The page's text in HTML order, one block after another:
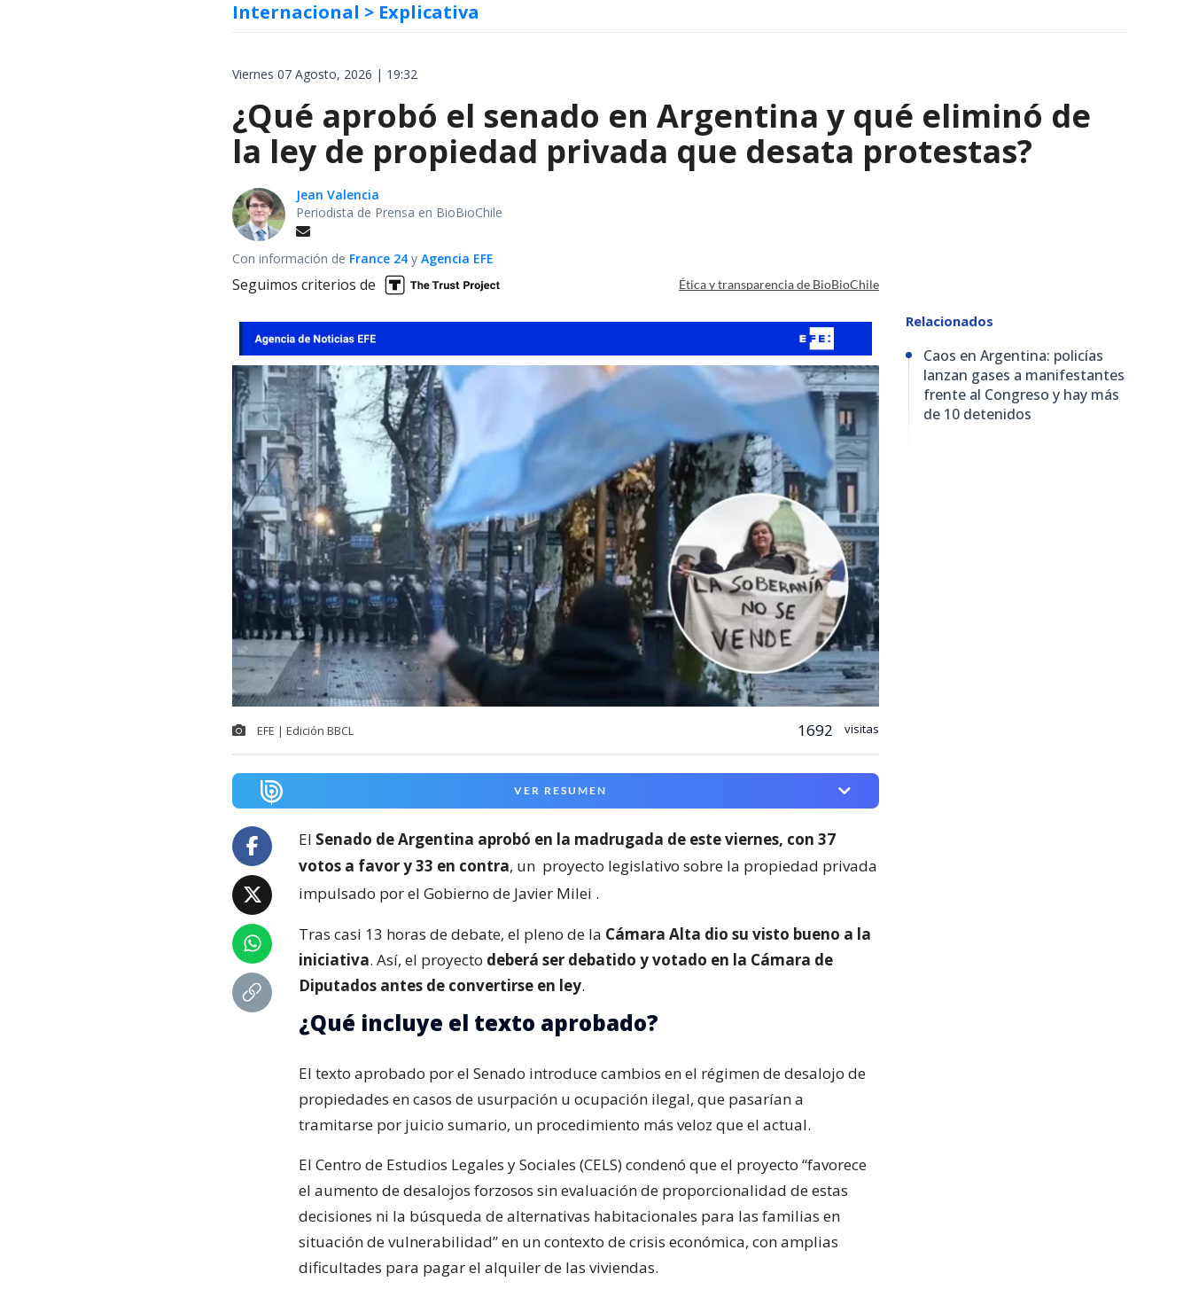
Internacional > Explicativa
Viernes 07 Agosto, 2026 | 19:32
¿Qué aprobó el senado en Argentina y qué eliminó de
la ley de propiedad privada que desata protestas?
Jean Valencia
Periodista de Prensa en BioBioChile
Con información de France 24 y Agencia EFE
Seguimos criterios de Ética y transparencia de BioBioChile
EFE | Edición BBCL 1692 visitas
VER RESUMEN
El Senado de Argentina aprobó en la madrugada de este viernes, con 37
votos a favor y 33 en contra, un proyecto legislativo sobre la propiedad privada
impulsado por el Gobierno de Javier Milei .
Tras casi 13 horas de debate, el pleno de la Cámara Alta dio su visto bueno a la
iniciativa. Así, el proyecto deberá ser debatido y votado en la Cámara de
Diputados antes de convertirse en ley.
¿Qué incluye el texto aprobado?
El texto aprobado por el Senado introduce cambios en el régimen de desalojo de
propiedades en casos de usurpación u ocupación ilegal, que pasarían a
tramitarse por juicio sumario, un procedimiento más veloz que el actual.
El Centro de Estudios Legales y Sociales (CELS) condenó que el proyecto “favorece
el aumento de desalojos forzosos sin evaluación de proporcionalidad de estas
decisiones ni la búsqueda de alternativas habitacionales para las familias en
situación de vulnerabilidad” en un contexto de crisis económica, con amplias
dificultades para pagar el alquiler de las viviendas.
Relacionados
Caos en Argentina: policías
lanzan gases a manifestantes
frente al Congreso y hay más
de 10 detenidos